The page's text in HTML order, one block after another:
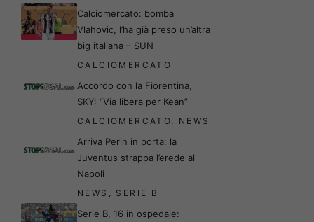
Calciomercato: bomba
Vlahovic, l’ha già preso un’altra
big italiana – SUN
CALCIOMERCATO
Accordo con la Fiorentina,
SKY: “Via libera per Kean”
CALCIOMERCATO, NEWS
Arriva Perin in porta: la
Juventus strappa l’erede al
Napoli
NEWS , SERIE B
Serie B, 16 in ospedale: